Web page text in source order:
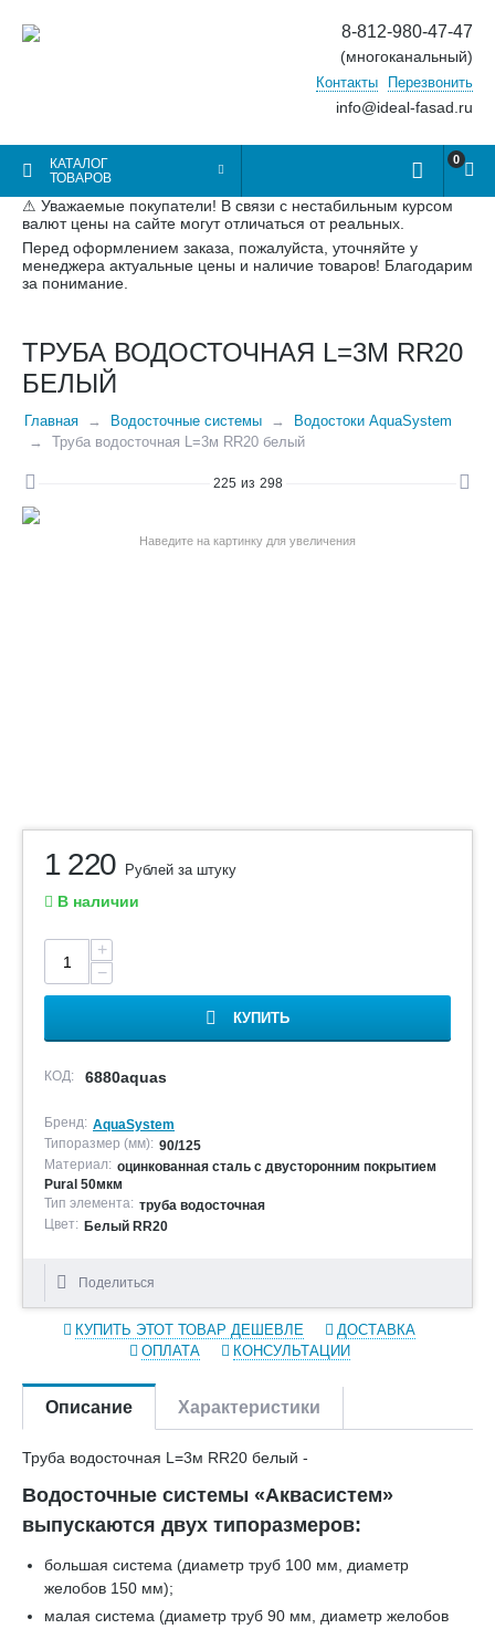
8-812-980-47-47
(многоканальный)
Контакты Перезвонить
info@ideal-fasad.ru
КАТАЛОГ
ТОВАРОВ
0
⚠ Уважаемые покупатели! В связи с нестабильным курсом
валют цены на сайте могут отличаться от реальных.
Перед оформлением заказа, пожалуйста, уточняйте у
менеджера актуальные цены и наличие товаров! Благодарим
за понимание.
ТРУБА ВОДОСТОЧНАЯ L=3М RR20
БЕЛЫЙ
Главная Водосточные системы
Водостоки AquaSystem
Труба водосточная L=3м RR20 белый
225 из 298
Наведите на картинку для увеличения
1 220 Рублей за штуку
В наличии
+
−
КУПИТЬ
КОД: 6880aquas
Бренд: AquaSystem
Типоразмер (мм): 90/125
Материал: оцинкованная сталь с двусторонним покрытием
Pural 50мкм
Тип элемента: труба водосточная
Цвет: Белый RR20
Поделиться
КУПИТЬ ЭТОТ ТОВАР ДЕШЕВЛЕ
ДОСТАВКА
ОПЛАТА
КОНСУЛЬТАЦИИ
Описание Характеристики
Труба водосточная L=3м RR20 белый -
Водосточные системы «Аквасистем»
выпускаются двух типоразмеров:
большая система (диаметр труб 100 мм, диаметр
желобов 150 мм);
малая система (диаметр труб 90 мм, диаметр желобов